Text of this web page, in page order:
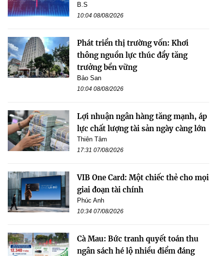
B.S
10:04 08/08/2026
Phát triển thị trường vốn: Khơi
thông nguồn lực thúc đẩy tăng
trưởng bền vững
Bảo San
10:04 08/08/2026
Lợi nhuận ngân hàng tăng mạnh, áp
lực chất lượng tài sản ngày càng lớn
Thiên Tâm
17:31 07/08/2026
VIB One Card: Một chiếc thẻ cho mọi
giai đoạn tài chính
Phúc Anh
10:34 07/08/2026
Cà Mau: Bức tranh quyết toán thu
ngân sách hé lộ nhiều điểm đáng